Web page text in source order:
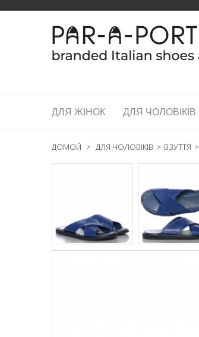
ДЛЯ ЖІНОК ДЛЯ ЧОЛОВІКІВ
ДОМОЙ > ДЛЯ ЧОЛОВІКІВ > ВЗУТТЯ >